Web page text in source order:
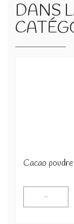
DANS
Cacao
-